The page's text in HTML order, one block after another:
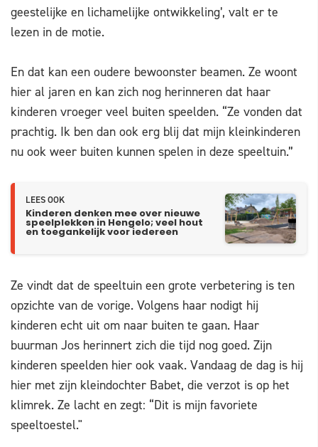
geestelijke en lichamelijke ontwikkeling’, valt er te
lezen in de motie.
En dat kan een oudere bewoonster beamen. Ze woont
hier al jaren en kan zich nog herinneren dat haar
kinderen vroeger veel buiten speelden. “Ze vonden dat
prachtig. Ik ben dan ook erg blij dat mijn kleinkinderen
nu ook weer buiten kunnen spelen in deze speeltuin.”
LEES OOK
Kinderen denken mee over nieuwe
speelplekken in Hengelo; veel hout
en toegankelijk voor iedereen
Ze vindt dat de speeltuin een grote verbetering is ten
opzichte van de vorige. Volgens haar nodigt hij
kinderen echt uit om naar buiten te gaan. Haar
buurman Jos herinnert zich die tijd nog goed. Zijn
kinderen speelden hier ook vaak. Vandaag de dag is hij
hier met zijn kleindochter Babet, die verzot is op het
klimrek. Ze lacht en zegt: “Dit is mijn favoriete
speeltoestel."